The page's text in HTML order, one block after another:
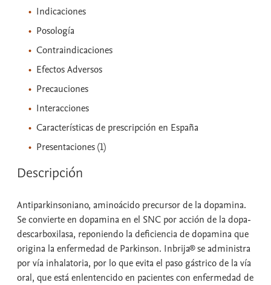
Indicaciones
Posología
Contraindicaciones
Efectos Adversos
Precauciones
Interacciones
Características de prescripción en España
Presentaciones (1)
Descripción
Antiparkinsoniano, aminoácido precursor de la dopamina.
Se convierte en dopamina en el SNC por acción de la dopa-
descarboxilasa, reponiendo la deficiencia de dopamina que
origina la enfermedad de Parkinson. Inbrija® se administra
por vía inhalatoria, por lo que evita el paso gástrico de la vía
oral, que está enlentencido en pacientes con enfermedad de